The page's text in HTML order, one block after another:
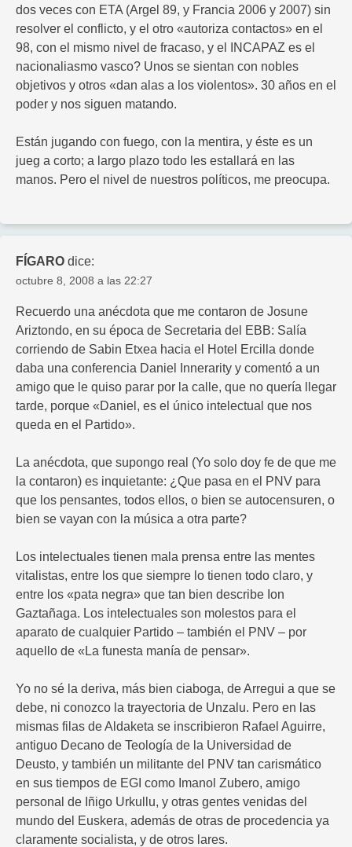
dos veces con ETA (Argel 89, y Francia 2006 y 2007) sin
resolver el conflicto, y el otro «autoriza contactos» en el
98, con el mismo nivel de fracaso, y el INCAPAZ es el
nacionaliasmo vasco? Unos se sientan con nobles
objetivos y otros «dan alas a los violentos». 30 años en el
poder y nos siguen matando.
Están jugando con fuego, con la mentira, y éste es un
jueg a corto; a largo plazo todo les estallará en las
manos. Pero el nivel de nuestros políticos, me preocupa.
FÍGARO dice:
octubre 8, 2008 a las 22:27
Recuerdo una anécdota que me contaron de Josune
Ariztondo, en su época de Secretaria del EBB: Salía
corriendo de Sabin Etxea hacia el Hotel Ercilla donde
daba una conferencia Daniel Innerarity y comentó a un
amigo que le quiso parar por la calle, que no quería llegar
tarde, porque «Daniel, es el único intelectual que nos
queda en el Partido».
La anécdota, que supongo real (Yo solo doy fe de que me
la contaron) es inquietante: ¿Que pasa en el PNV para
que los pensantes, todos ellos, o bien se autocensuren, o
bien se vayan con la música a otra parte?
Los intelectuales tienen mala prensa entre las mentes
vitalistas, entre los que siempre lo tienen todo claro, y
entre los «pata negra» que tan bien describe Ion
Gaztañaga. Los intelectuales son molestos para el
aparato de cualquier Partido – también el PNV – por
aquello de «La funesta manía de pensar».
Yo no sé la deriva, más bien ciaboga, de Arregui a que se
debe, ni conozco la trayectoria de Unzalu. Pero en las
mismas filas de Aldaketa se inscribieron Rafael Aguirre,
antiguo Decano de Teología de la Universidad de
Deusto, y también un militante del PNV tan carismático
en sus tiempos de EGI como Imanol Zubero, amigo
personal de Iñigo Urkullu, y otras gentes venidas del
mundo del Euskera, además de otras de procedencia ya
claramente socialista, y de otros lares.